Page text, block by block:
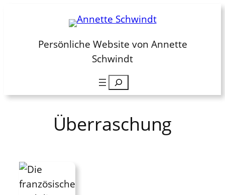
springenPersönliche Website von Annette
Schwindt
Suchen
Überraschung